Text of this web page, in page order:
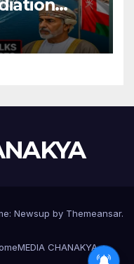
Newsup by Themeansar.
MEDIA CHANAKYA